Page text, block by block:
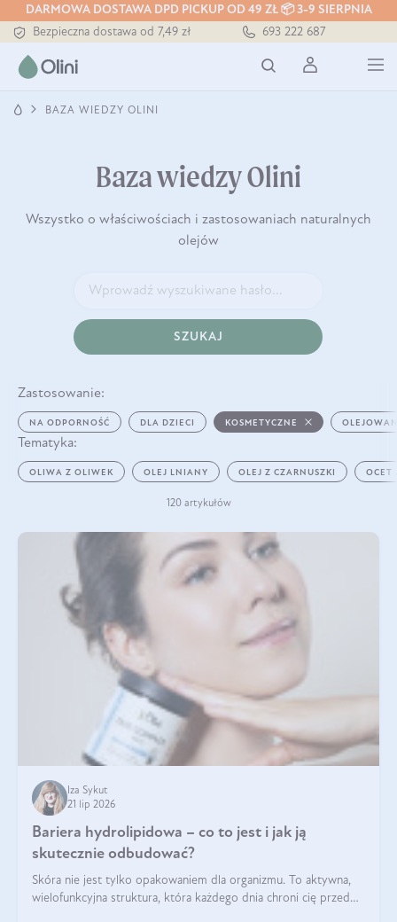
DARMOWA DOSTAWA DPD PICKUP OD 49 ZŁ 📦 3-9 SIERPNIA
Bezpieczna dostawa od 7,49 zł
Darmowa dostawa od 199 zł
Tłoczony zawsze na zimno
693 222 687
BAZA WIEDZY OLINI
Baza wiedzy Olini
Wszystko o właściwościach i zastosowaniach naturalnych
olejów
SZUKAJ
Zastosowanie:
NA ODPORNOŚĆ DLA DZIECI KOSMETYCZNE
Tematyka:
OLIWA Z OLIWEK OLEJ LNIANY OLEJ Z CZARNUSZKI OCET
120 artykułów
Iza Sykut
21 lip 2026
Bariera hydrolipidowa – co to jest i jak ją
skutecznie odbudować?
Skóra nie jest tylko opakowaniem dla organizmu. To aktywna,
wielofunkcyjna struktura, która każdego dnia chroni cię przed